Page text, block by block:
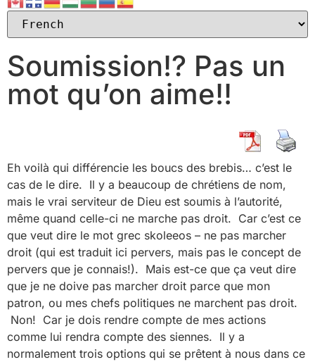
Soumission!? Pas un
mot qu’on aime!!
Eh voilà qui différencie les boucs des brebis… c’est le
cas de le dire. Il y a beaucoup de chrétiens de nom,
mais le vrai serviteur de Dieu est soumis à l’autorité,
même quand celle-ci ne marche pas droit. Car c’est ce
que veut dire le mot grec skoleeos – ne pas marcher
droit (qui est traduit ici pervers, mais pas le concept de
pervers que je connais!). Mais est-ce que ça veut dire
que je ne doive pas marcher droit parce que mon
patron, ou mes chefs politiques ne marchent pas droit.
Non! Car je dois rendre compte de mes actions
comme lui rendra compte des siennes. Il y a
normalement trois options qui se prêtent à nous dans ce